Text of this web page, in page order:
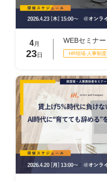
4月
23日
WEBセミナー
HR領域-⼈事制度